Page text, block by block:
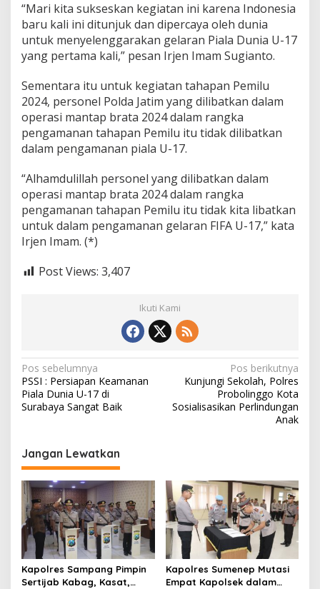
“Mari kita sukseskan kegiatan ini karena Indonesia
baru kali ini ditunjuk dan dipercaya oleh dunia
untuk menyelenggarakan gelaran Piala Dunia U-17
yang pertama kali,” pesan Irjen Imam Sugianto.
Sementara itu untuk kegiatan tahapan Pemilu
2024, personel Polda Jatim yang dilibatkan dalam
operasi mantap brata 2024 dalam rangka
pengamanan tahapan Pemilu itu tidak dilibatkan
dalam pengamanan piala U-17.
“Alhamdulillah personel yang dilibatkan dalam
operasi mantap brata 2024 dalam rangka
pengamanan tahapan Pemilu itu tidak kita libatkan
untuk dalam pengamanan gelaran FIFA U-17,” kata
Irjen Imam. (*)
Post Views: 3,407
Ikuti Kami
N
a
v
g
a
s
i
p
o
s
Pos sebelumnya
PSSI : Persiapan Keamanan
Piala Dunia U-17 di
Surabaya Sangat Baik
Pos berikutnya
Kunjungi Sekolah, Polres
Probolinggo Kota
Sosialisasikan Perlindungan
Anak
Jangan Lewatkan
Kapolres Sampang Pimpin
Sertijab Kabag, Kasat,
Kapolres Sumenep Mutasi
Empat Kapolsek dalam